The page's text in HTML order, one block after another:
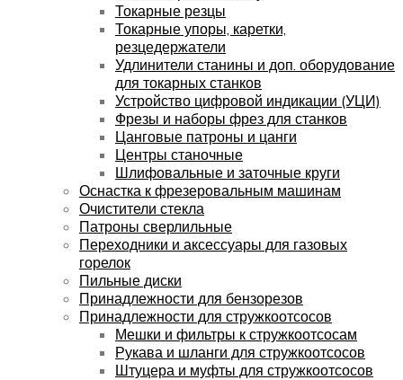
Токарные резцы
Токарные упоры, каретки,
резцедержатели
Удлинители станины и доп. оборудование
для токарных станков
Устройство цифровой индикации (УЦИ)
Фрезы и наборы фрез для станков
Цанговые патроны и цанги
Центры станочные
Шлифовальные и заточные круги
Оснастка к фрезеровальным машинам
Очистители стекла
Патроны сверлильные
Переходники и аксессуары для газовых
горелок
Пильные диски
Принадлежности для бензорезов
Принадлежности для стружкоотсосов
Мешки и фильтры к стружкоотсосам
Рукава и шланги для стружкоотсосов
Штуцера и муфты для стружкоотсосов